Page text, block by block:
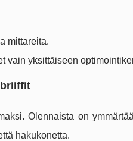
mittareita.
vain yksittäiseen
Olennaista on
hakukonetta.